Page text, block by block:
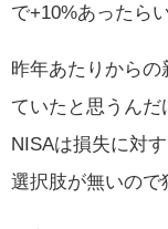
で+10%あったら
昨年あたりからの
ていたと思うんだ
NISAは損失に対
選択肢が無いので